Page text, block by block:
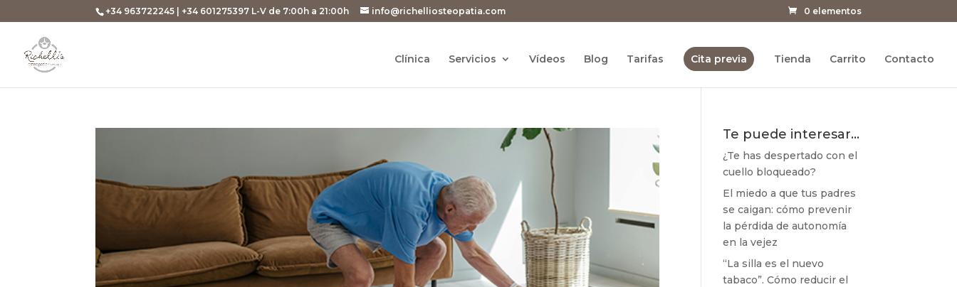
+34 963722245 | +34 601275397 L-V de 7:00h a 21:00h info@richelliosteopatia.com 0 elementos
Clínica Servicios Vídeos Blog Tarifas Cita previa Tienda Carrito Contacto
Te puede interesar…
¿Te has despertado con el
cuello bloqueado?
El miedo a que tus padres
se caigan: cómo prevenir
la pérdida de autonomía
en la vejez
“La silla es el nuevo
tabaco”. Cómo reducir el